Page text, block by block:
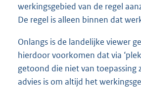
werkingsgebied van de regel
De regel is alleen binnen dat
Onlangs is de landelijke viewer
hierdoor voorkomen dat via
getoond die niet van toepassing
advies is om altijd het